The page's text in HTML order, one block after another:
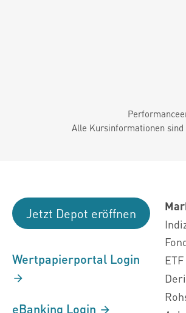
Alle Kursinformationen
Jetzt Depot eröffnen
Wertpapierportal Login
eBanking Login
ETF